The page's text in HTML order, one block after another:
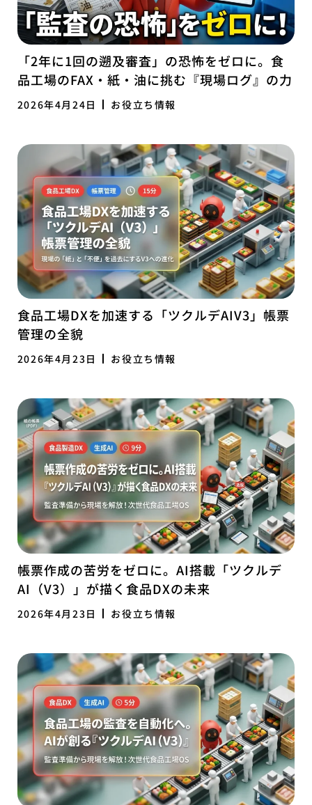
「2年に1回の遡及審査」の恐怖をゼロに。食
品工場のFAX・紙・油に挑む『現場ログ』の力
2026年4月24日 お役立ち情報
食品工場DXを加速する「ツクルデAIV3」帳票
管理の全貌
2026年4月23日 お役立ち情報
帳票作成の苦労をゼロに。AI搭載「ツクルデ
AI（V3）」が描く食品DXの未来
2026年4月23日 お役立ち情報